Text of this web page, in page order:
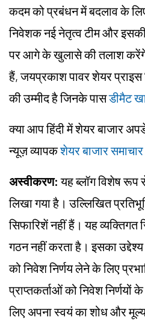
कदम को प्रबंधन में बदलाव के लिए
निवेशक नई नेतृत्व टीम और
पर आगे के खुलासे की तलाश
हैं, जयप्रकाश पावर शेयर
की उम्मीद है जिनके पासडीमैट
क्या आप हिंदी में शेयर बाजार
न्यूज़ व्यापकशेयर बाजार समाचार
अस्वीकरण:यह ब्लॉग विशेष रूप
लिखा गया है। उल्लिखित
सिफारिशें नहीं हैं। यह
गठन नहीं करता है। इसका उद्देश्य
को निवेश निर्णय लेने के लिए
प्राप्तकर्ताओं को निवेश निर्णयों
लिए अपना स्वयं का शोध और